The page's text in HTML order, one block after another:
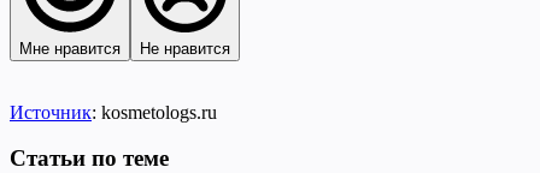
Мне нравится Не нравится
Источник: kosmetologs.ru
Статьи по теме